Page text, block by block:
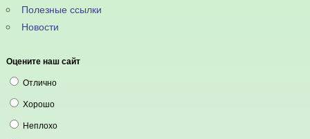
Полезные ссылки
Новости
Оцените наш сайт
Отлично
Хорошо
Неплохо